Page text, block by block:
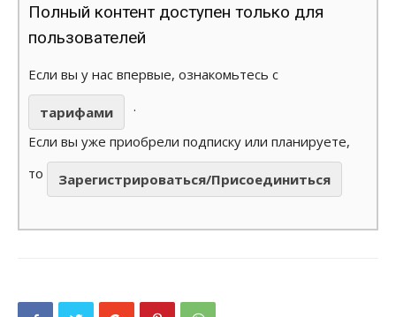
Полный контент доступен только для
пользователей
Если вы у нас впервые, ознакомьтесь с
тарифами
.
Если вы уже приобрели подписку или планируете,
то
Зарегистрироваться/Присоединиться